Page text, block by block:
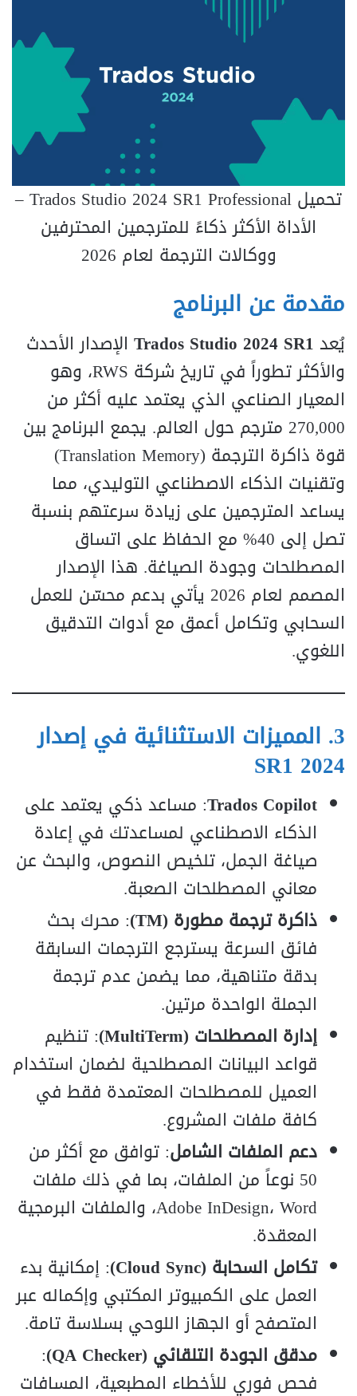
تحميل Trados Studio 2024 SR1 Professional –
الأداة الأكثر ذكاءً للمترجمين المحترفين
ووكالات الترجمة لعام 2026
مقدمة عن البرنامج
يُعد Trados Studio 2024 SR1 الإصدار الأحدث
والأكثر تطوراً في تاريخ شركة RWS، وهو
المعيار الصناعي الذي يعتمد عليه أكثر من
270,000 مترجم حول العالم. يجمع البرنامج بين
قوة ذاكرة الترجمة (Translation Memory)
وتقنيات الذكاء الاصطناعي التوليدي، مما
يساعد المترجمين على زيادة سرعتهم بنسبة
تصل إلى 40% مع الحفاظ على اتساق
المصطلحات وجودة الصياغة. هذا الإصدار
المصمم لعام 2026 يأتي بدعم محسّن للعمل
السحابي وتكامل أعمق مع أدوات التدقيق
اللغوي.
3. المميزات الاستثنائية في إصدار
2024 SR1
Trados Copilot: مساعد ذكي يعتمد على
الذكاء الاصطناعي لمساعدتك في إعادة
صياغة الجمل، تلخيص النصوص، والبحث عن
معاني المصطلحات الصعبة.
ذاكرة ترجمة مطورة (TM)
: محرك بحث
فائق السرعة يسترجع الترجمات السابقة
بدقة متناهية، مما يضمن عدم ترجمة
الجملة الواحدة مرتين.
إدارة المصطلحات (MultiTerm)
: تنظيم
قواعد البيانات المصطلحية لضمان استخدام
العميل للمصطلحات المعتمدة فقط في
كافة ملفات المشروع.
دعم الملفات الشامل: توافق مع أكثر من
50 نوعاً من الملفات، بما في ذلك ملفات
Adobe InDesign، Word، والملفات البرمجية
المعقدة.
تكامل السحابة (Cloud Sync)
: إمكانية بدء
العمل على الكمبيوتر المكتبي وإكماله عبر
المتصفح أو الجهاز اللوحي بسلاسة تامة.
مدقق الجودة التلقائي (QA Checker)
:
فحص فوري للأخطاء المطبعية، المسافات